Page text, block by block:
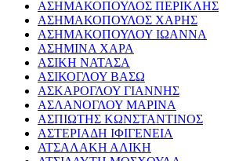
ΑΣΗΜΑΚΟΠΟΥΛΟΣ ΠΕΡΙΚΛΗΣ
ΑΣΗΜΑΚΟΠΟΥΛΟΣ ΧΑΡΗΣ
ΑΣΗΜΑΚΟΠΟΥΛΟΥ ΙΩΑΝΝΑ
ΑΣΗΜΙΝΑ ΧΑΡΑ
ΑΣΙΚΗ ΝΑΤΑΣΑ
ΑΣΙΚΟΓΛΟΥ ΒΑΣΩ
ΑΣΚΑΡΟΓΛΟΥ ΓΙΑΝΝΗΣ
ΑΣΛΑΝΟΓΛΟΥ ΜΑΡΙΝΑ
ΑΣΠΙΩΤΗΣ ΚΩΝΣΤΑΝΤΙΝΟΣ
ΑΣΤΕΡΙΑΔΗ ΙΦΙΓΕΝΕΙΑ
ΑΤΣΑΛΑΚΗ ΑΛΙΚΗ